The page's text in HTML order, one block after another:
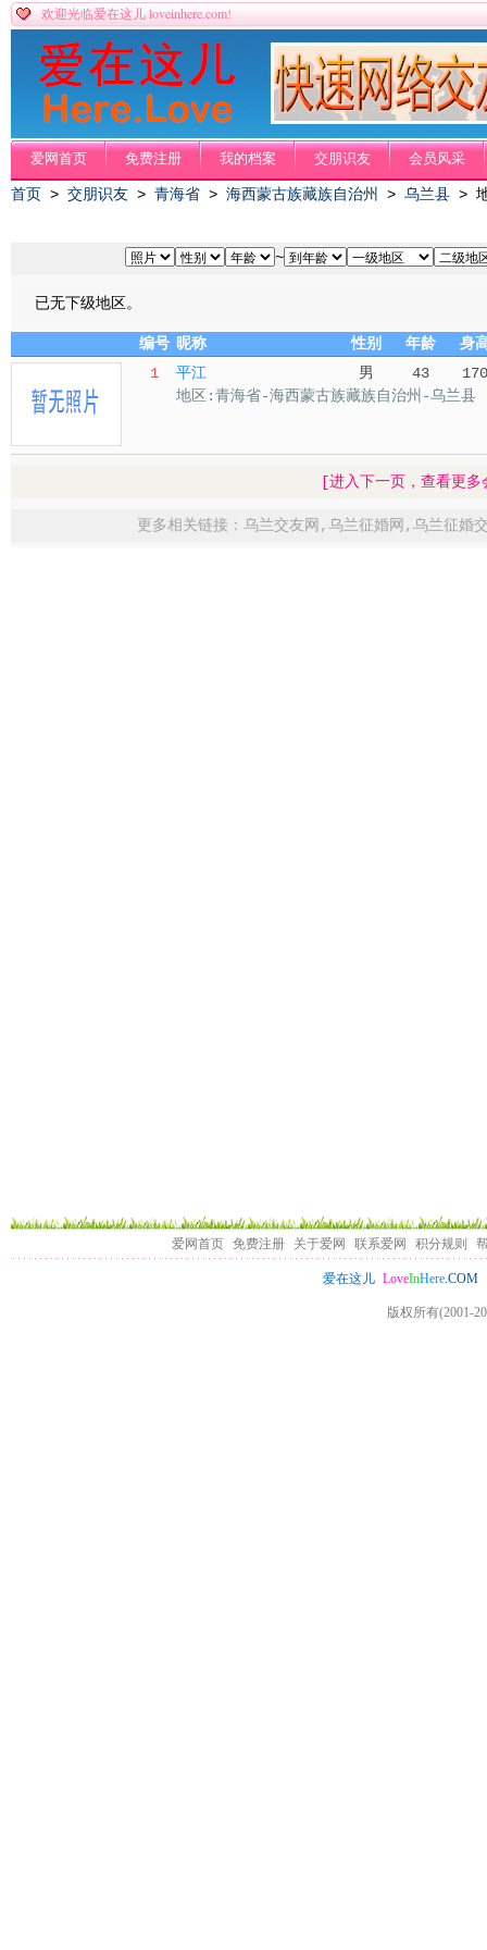
欢迎光临爱在这儿 loveinhere.com!
爱网首页 免费注册 我的档案 交朋识友 会员风采
首页 > 交朋识友 > 青海省 > 海西蒙古族藏族自治州 > 乌兰县 >
~
已无下级地区。
编号 昵称 性别 年龄
身
1
平江 男 43
170
地区:青海省-海西蒙古族藏族自治州-乌兰县
[进入下一页，查看更
更多相关链接： 乌兰交友网 , 乌兰征婚网 , 乌兰征婚
爱网首页 免费注册 关于爱网 联系爱网 积分规则
爱在这儿 LoveInHere.COM
版权所有(2001-